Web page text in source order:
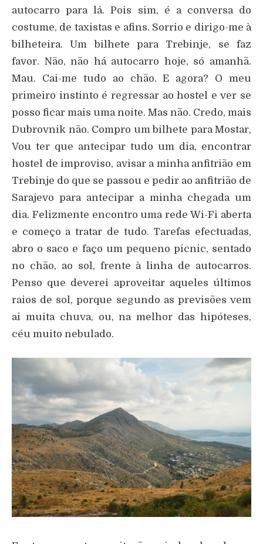
autocarro para lá. Pois sim, é a conversa do
costume, de taxistas e afins. Sorrio e dirigo-me à
bilheteira. Um bilhete para Trebinje, se faz
favor. Não, não há autocarro hoje, só amanhã.
Mau. Cai-me tudo ao chão. E agora? O meu
primeiro instinto é regressar ao hostel e ver se
posso ficar mais uma noite. Mas não. Credo, mais
Dubrovnik não. Compro um bilhete para Mostar,
Vou ter que antecipar tudo um dia, encontrar
hostel de improviso, avisar a minha anfitrião em
Trebinje do que se passou e pedir ao anfitrião de
Sarajevo para antecipar a minha chegada um
dia. Felizmente encontro uma rede Wi-Fi aberta
e começo a tratar de tudo. Tarefas efectuadas,
abro o saco e faço um pequeno picnic, sentado
no chão, ao sol, frente à linha de autocarros.
Penso que deverei aproveitar aqueles últimos
raios de sol, porque segundo as previsões vem
ai muita chuva, ou, na melhor das hipóteses,
céu muito nebulado.